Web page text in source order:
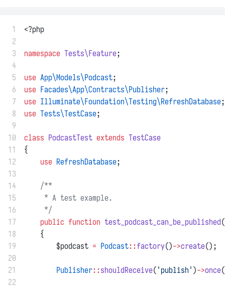
1
<?php
2
3
namespace Tests\Feature;
4
5
use App\Models\Podcast;
6
use Facades\App\Contracts\Publisher;
7
use Illuminate\Foundation\Testing\RefreshDatabase;
8
use Tests\TestCase;
9
10
class PodcastTest extends TestCase
11
{
12
use RefreshDatabase;
13
14
/**
15
     * A test example.
16
     */
17
public function test_podcast_can_be_published
18
    {
19
        $podcast
= Podcast::factory()->create();
20
21
Publisher::shouldReceive( 'publish' )->once
22